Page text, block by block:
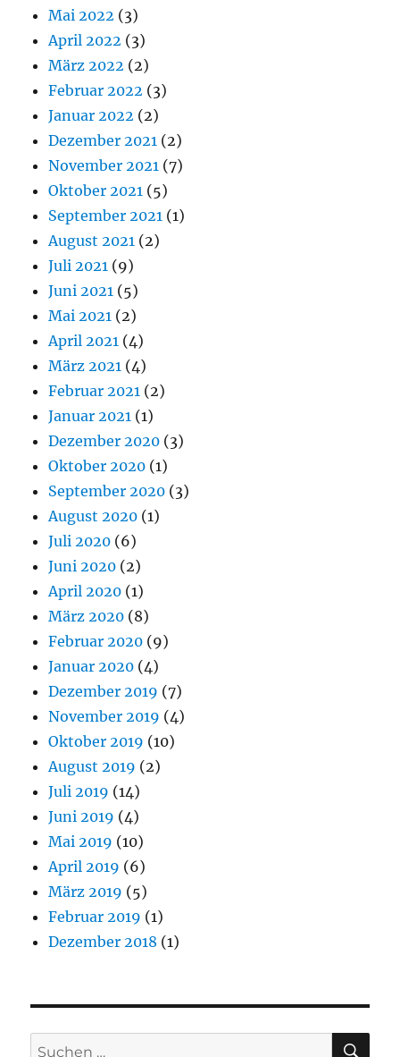
Mai 2022 (3)
April 2022 (3)
März 2022 (2)
Februar 2022 (3)
Januar 2022 (2)
Dezember 2021 (2)
November 2021 (7)
Oktober 2021 (5)
September 2021 (1)
August 2021 (2)
Juli 2021 (9)
Juni 2021 (5)
Mai 2021 (2)
April 2021 (4)
März 2021 (4)
Februar 2021 (2)
Januar 2021 (1)
Dezember 2020 (3)
Oktober 2020 (1)
September 2020 (3)
August 2020 (1)
Juli 2020 (6)
Juni 2020 (2)
April 2020 (1)
März 2020 (8)
Februar 2020 (9)
Januar 2020 (4)
Dezember 2019 (7)
November 2019 (4)
Oktober 2019 (10)
August 2019 (2)
Juli 2019 (14)
Juni 2019 (4)
Mai 2019 (10)
April 2019 (6)
März 2019 (5)
Februar 2019 (1)
Dezember 2018 (1)
Suchen